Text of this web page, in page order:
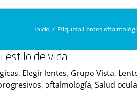
Inicio / Etiqueta:Lentes
estilo de vida
, Elegir lentes, Grupo Vista,
, oftalmología, Salud